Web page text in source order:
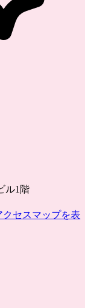
ル1階
クセスマップを表